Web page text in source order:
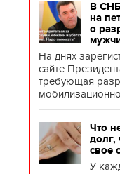
В
на
о
На днях
сайте
требующая
Что
долг,
свое
У